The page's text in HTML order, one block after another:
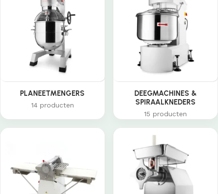
PLANEETMENGERS
14 producten
DEEGMACHINES &
SPIRAALKNEDERS
15 producten